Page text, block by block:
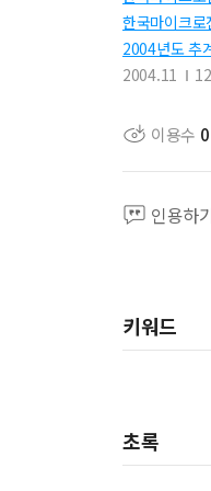
한국마이크로
2004년도 추
2004.11
이용수 0
인용하
키워드
초록